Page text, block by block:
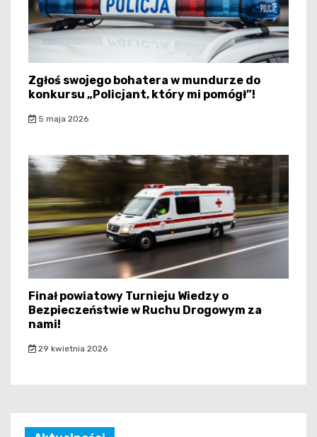
Zgłoś swojego bohatera w mundurze do
konkursu „Policjant, który mi pomógł”!
5 maja 2026
Finał powiatowy Turnieju Wiedzy o
Bezpieczeństwie w Ruchu Drogowym za
nami!
29 kwietnia 2026